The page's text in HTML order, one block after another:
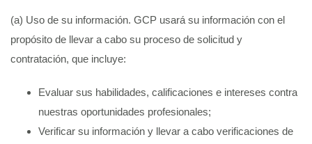
(a) Uso de su información. GCP usará su información con el
propósito de llevar a cabo su proceso de solicitud y
contratación, que incluye:
Evaluar sus habilidades, calificaciones e intereses contra
nuestras oportunidades profesionales;
Verificar su información y llevar a cabo verificaciones de